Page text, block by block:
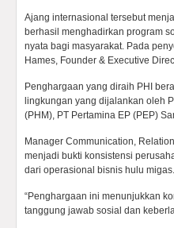
Ajang internasional tersebut
berhasil menghadirkan program
nyata bagi masyarakat. Pada
Hames, Founder & Executive
Penghargaan yang diraih PHI
lingkungan yang dijalankan oleh
(PHM), PT Pertamina EP (PEP)
Manager Communication,
menjadi bukti konsistensi
dari operasional bisnis hulu migas.
“Penghargaan ini menunjukkan
tanggung jawab sosial dan